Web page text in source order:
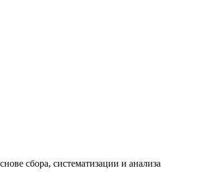
сбора, систематизации и анализа